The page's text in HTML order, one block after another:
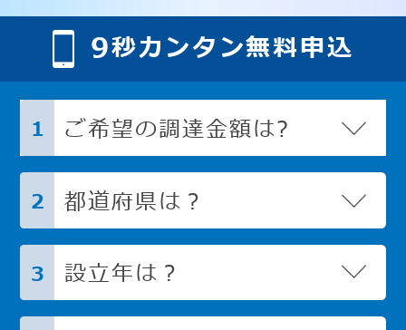
9秒カンタン無料申込
1 ご希望の調達金額は?
2 都道府県は？
3 設立年は？